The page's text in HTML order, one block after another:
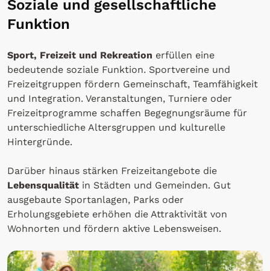
Soziale und gesellschaftliche
Funktion
Sport, Freizeit und Rekreation erfüllen eine
bedeutende soziale Funktion. Sportvereine und
Freizeitgruppen fördern Gemeinschaft, Teamfähigkeit
und Integration. Veranstaltungen, Turniere oder
Freizeitprogramme schaffen Begegnungsräume für
unterschiedliche Altersgruppen und kulturelle
Hintergründe.
Darüber hinaus stärken Freizeitangebote die
Lebensqualität in Städten und Gemeinden. Gut
ausgebaute Sportanlagen, Parks oder
Erholungsgebiete erhöhen die Attraktivität von
Wohnorten und fördern aktive Lebensweisen.